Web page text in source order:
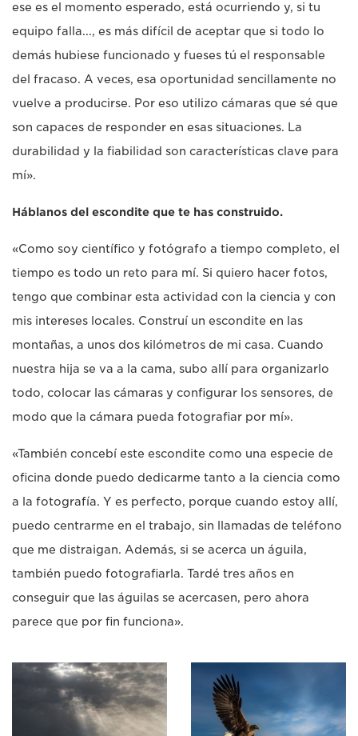
ese es el momento esperado, está ocurriendo y, si tu
equipo falla..., es más difícil de aceptar que si todo lo
demás hubiese funcionado y fueses tú el responsable
del fracaso. A veces, esa oportunidad sencillamente no
vuelve a producirse. Por eso utilizo cámaras que sé que
son capaces de responder en esas situaciones. La
durabilidad y la fiabilidad son características clave para
mí».
Háblanos del escondite que te has construido.
«Como soy científico y fotógrafo a tiempo completo, el
tiempo es todo un reto para mí. Si quiero hacer fotos,
tengo que combinar esta actividad con la ciencia y con
mis intereses locales. Construí un escondite en las
montañas, a unos dos kilómetros de mi casa. Cuando
nuestra hija se va a la cama, subo allí para organizarlo
todo, colocar las cámaras y configurar los sensores, de
modo que la cámara pueda fotografiar por mí».
«También concebí este escondite como una especie de
oficina donde puedo dedicarme tanto a la ciencia como
a la fotografía. Y es perfecto, porque cuando estoy allí,
puedo centrarme en el trabajo, sin llamadas de teléfono
que me distraigan. Además, si se acerca un águila,
también puedo fotografiarla. Tardé tres años en
conseguir que las águilas se acercasen, pero ahora
parece que por fin funciona».